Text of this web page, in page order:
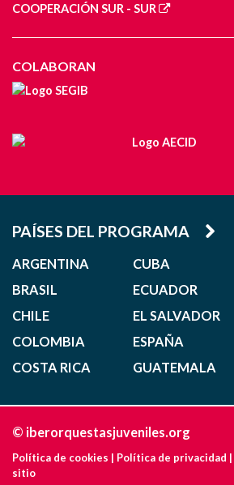
COOPERACIÓN SUR - SUR
COLABORAN
PAÍSES DEL PROGRAMA
ARGENTINA
BRASIL
CHILE
COLOMBIA
COSTA RICA
CUBA
ECUADOR
EL SALVADOR
ESPAÑA
GUATEMALA
© iberorquestasjuveniles.org
Política de cookies | Política de privacidad |
sitio